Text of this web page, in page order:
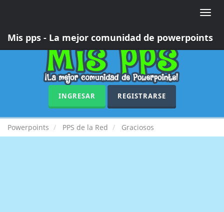
Toggle
Mis pps - La mejor comunidad de powerpoints
INGRESAR REGISTRARSE
Powerpoints PPS de la Red Graciosos